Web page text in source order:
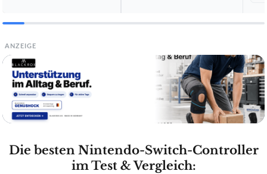
ANZEIGE
Die besten Nintendo-Switch-Controller
im Test & Vergleich: